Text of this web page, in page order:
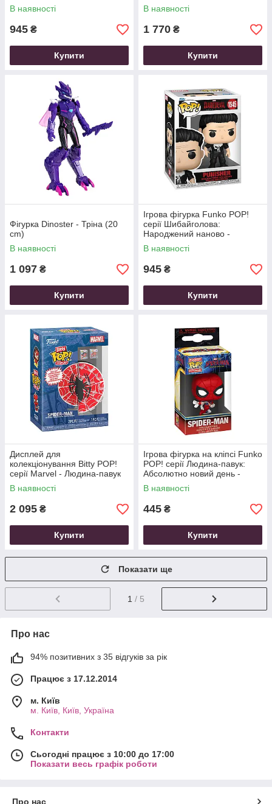
В наявності
945 ₴
Купити
В наявності
1 770 ₴
Купити
Фігурка Dinoster - Тріна (20
cm)
В наявності
1 097 ₴
Купити
Ігрова фігурка Funko POP!
серії Шибайголова:
Народжений наново -
Каратель
В наявності
945 ₴
Купити
Дисплей для
колекціонування Bitty POP!
серії Marvel - Людина-павук
(2 фігурки, дисплей)
В наявності
2 095 ₴
Купити
Ігрова фігурка на кліпсі Funko
POP! серії Людина-павук:
Абсолютно новий день -
Людина-павук
В наявності
445 ₴
Купити
Показати ще
1 / 5
Про нас
94% позитивних з 35 відгуків за рік
Працює з 17.12.2014
м. Київ
м. Київ, Київ, Україна
Контакти
Сьогодні працює з 10:00 до 17:00
Показати весь графік роботи
Про нас